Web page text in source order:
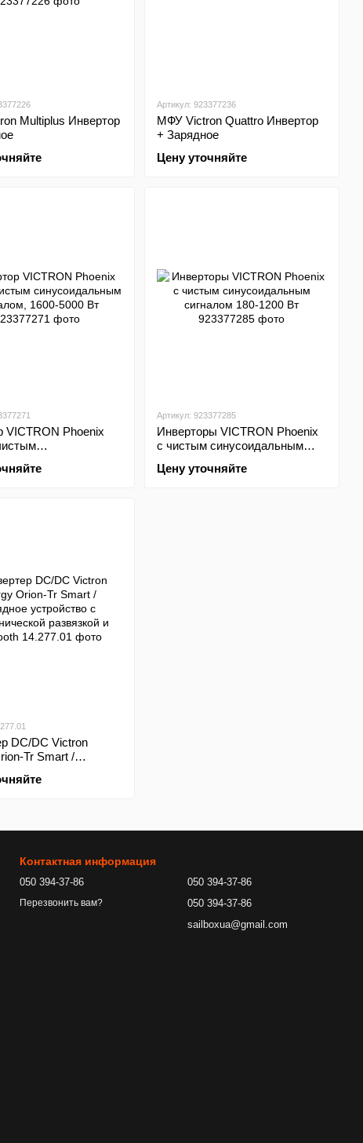
Multiplus Инвертор
Артикул: 923377236
МФУ Victron Quattro Инвертор
+ Зарядное
Цену уточняйте
VICTRON Phoenix
Вт
Артикул: 923377285
Инверторы VICTRON Phoenix
с чистым синусоидальным
Цену уточняйте
DC/DC Victron
Tr Smart /
развязкой и
Контактная информация
050 394-37-86
Перезвонить вам?
050 394-37-86
050 394-37-86
sailboxua@gmail.com